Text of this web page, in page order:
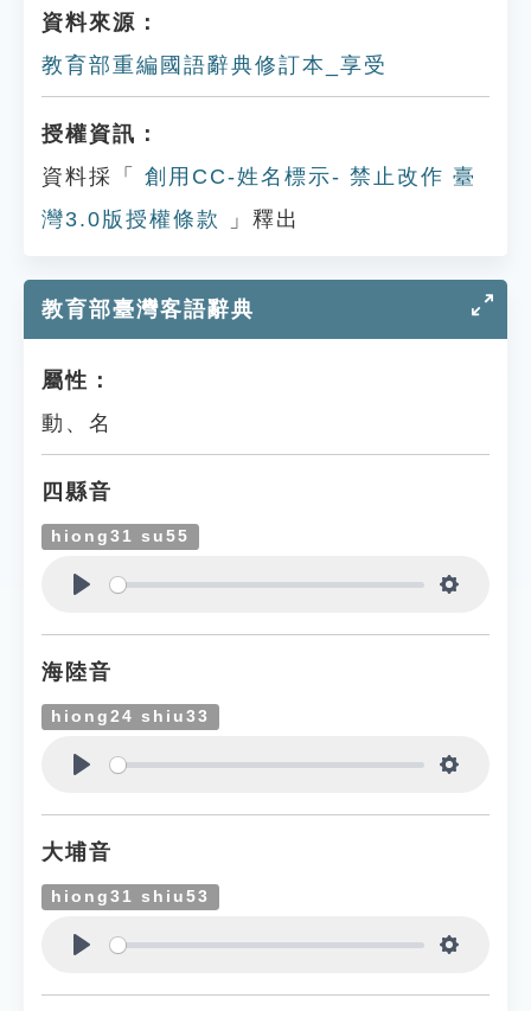
資料來源：
教育部重編國語辭典修訂本_享受
授權資訊：
資料採「
創用CC-姓名標示- 禁止改作 臺
灣3.0版授權條款
」釋出
教育部臺灣客語辭典
屬性：
動、名
四縣音
hiong31 su55
海陸音
hiong24 shiu33
大埔音
hiong31 shiu53